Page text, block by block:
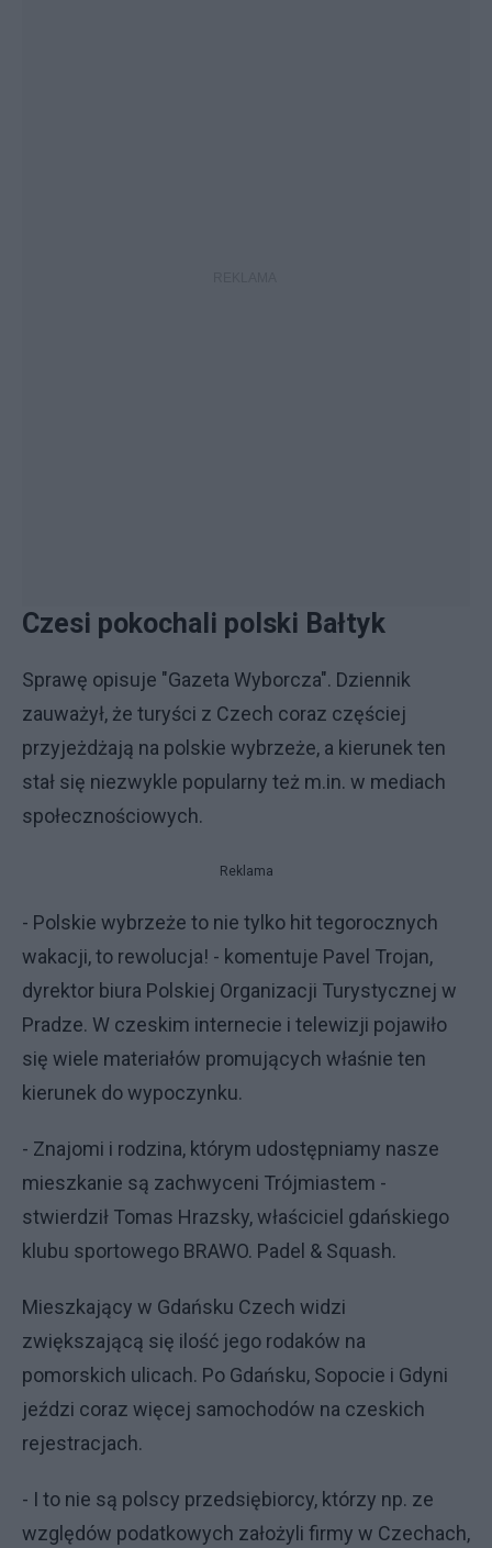
Czesi pokochali polski Bałtyk
Sprawę opisuje "Gazeta Wyborcza". Dziennik
zauważył, że turyści z Czech coraz częściej
przyjeżdżają na polskie wybrzeże, a kierunek ten
stał się niezwykle popularny też m.in. w mediach
społecznościowych.
Reklama
- Polskie wybrzeże to nie tylko hit tegorocznych
wakacji, to rewolucja! - komentuje Pavel Trojan,
dyrektor biura Polskiej Organizacji Turystycznej w
Pradze. W czeskim internecie i telewizji pojawiło
się wiele materiałów promujących właśnie ten
kierunek do wypoczynku.
- Znajomi i rodzina, którym udostępniamy nasze
mieszkanie są zachwyceni Trójmiastem -
stwierdził Tomas Hrazsky, właściciel gdańskiego
klubu sportowego BRAWO. Padel & Squash.
Mieszkający w Gdańsku Czech widzi
zwiększającą się ilość jego rodaków na
pomorskich ulicach. Po Gdańsku, Sopocie i Gdyni
jeździ coraz więcej samochodów na czeskich
rejestracjach.
- I to nie są polscy przedsiębiorcy, którzy np. ze
względów podatkowych założyli firmy w Czechach,